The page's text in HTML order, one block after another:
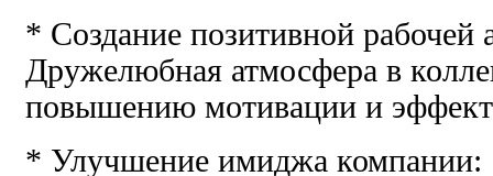
* Создание позитивной
Дружелюбная атмосфера в
повышению мотивации и
* Улучшение имиджа компании: